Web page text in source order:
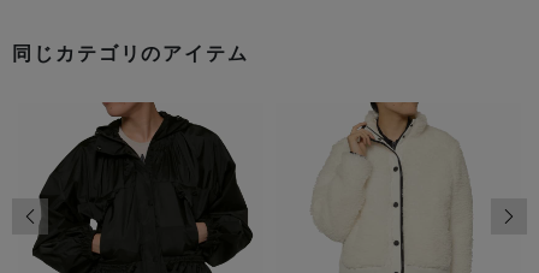
同じカテゴリのアイテム
前の画像